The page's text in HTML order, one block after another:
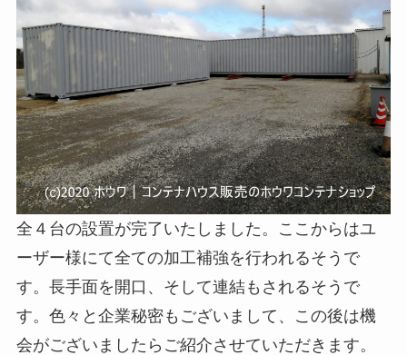
全４台の設置が完了いたしました。ここからはユ
ーザー様にて全ての加工補強を行われるそうで
す。長手面を開口、そして連結もされるそうで
す。色々と企業秘密もございまして、この後は機
会がございましたらご紹介させていただきます。